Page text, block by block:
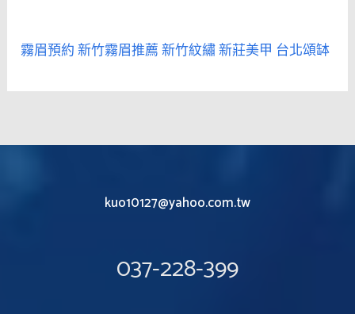
霧眉預約新竹霧眉推薦新竹紋繡新莊美甲 台北頌缽
kuo10127@yahoo.com.tw
037-228-399